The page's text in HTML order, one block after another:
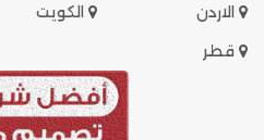
الاردن
الكويت
قطر